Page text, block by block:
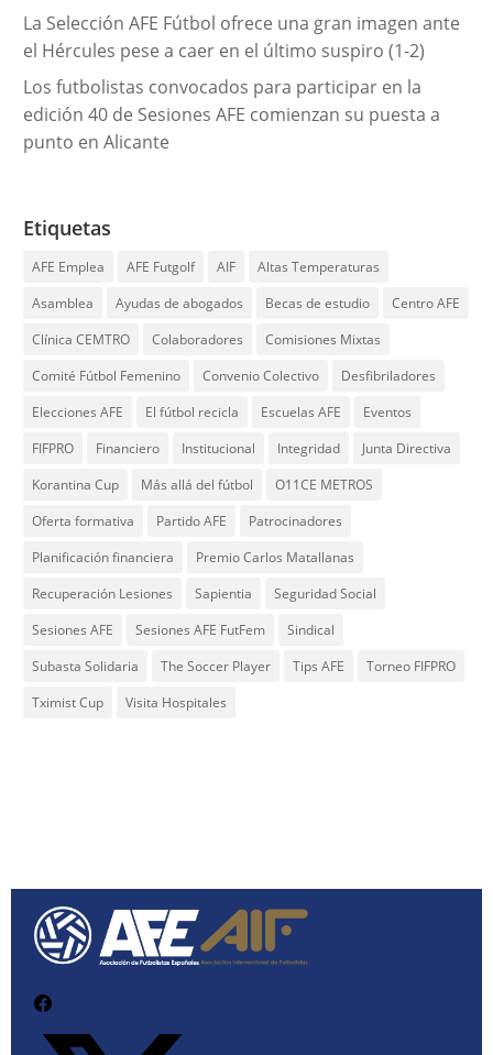
La Selección AFE Fútbol ofrece una gran imagen ante
el Hércules pese a caer en el último suspiro (1-2)
Los futbolistas convocados para participar en la
edición 40 de Sesiones AFE comienzan su puesta a
punto en Alicante
Etiquetas
AFE Emplea AFE Futgolf AIF
Altas Temperaturas
Asamblea
Ayudas de abogados Becas de estudio
Centro AFE
Clínica CEMTRO
Colaboradores
Comisiones Mixtas
Comité Fútbol Femenino
Convenio Colectivo
Desfibriladores
Elecciones AFE
El fútbol recicla Escuelas AFE
Eventos
FIFPRO
Financiero Institucional Integridad
Junta Directiva
Korantina Cup
Más allá del fútbol
O11CE METROS
Oferta formativa
Partido AFE
Patrocinadores
Planificación financiera
Premio Carlos Matallanas
Recuperación Lesiones
Sapientia
Seguridad Social
Sesiones AFE
Sesiones AFE FutFem
Sindical
Subasta Solidaria
The Soccer Player Tips AFE
Torneo FIFPRO
Tximist Cup
Visita Hospitales